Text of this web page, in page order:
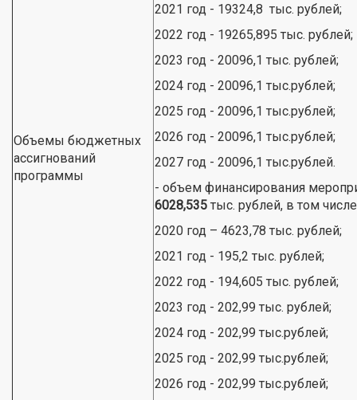
Объемы бюджетных
ассигнований
программы
2021 год - 19324,8 тыс. рублей;
2022 год - 19265,895 тыс. рублей;
2023 год - 20096,1 тыс. рублей;
2024 год - 20096,1 тыс.рублей;
2025 год - 20096,1 тыс.рублей;
2026 год - 20096,1 тыс.рублей;
2027 год - 20096,1 тыс.рублей.
- объем финансирования
6028,535 тыс. рублей, в том
2020 год – 4623,78 тыс. рублей;
2021 год - 195,2 тыс. рублей;
2022 год - 194,605 тыс. рублей;
2023 год - 202,99 тыс. рублей;
2024 год - 202,99 тыс.рублей;
2025 год - 202,99 тыс.рублей;
2026 год - 202,99 тыс.рублей;